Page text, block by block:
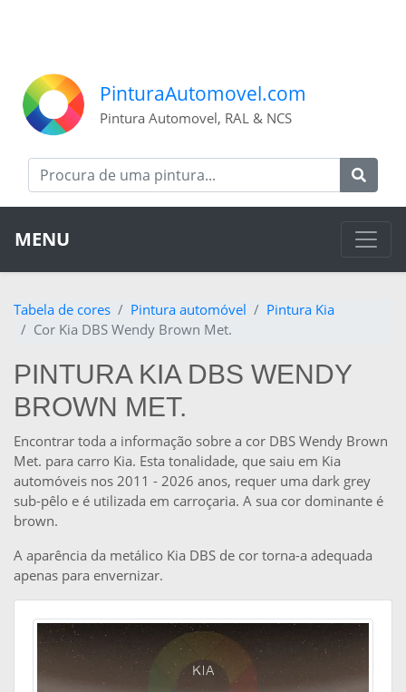
PinturaAutomovel.com
Pintura Automovel, RAL & NCS
MENU
Tabela de cores Pintura automóvel
Pintura Kia
Cor Kia DBS Wendy Brown Met.
PINTURA KIA DBS WENDY
BROWN MET.
Encontrar toda a informação sobre a cor DBS Wendy Brown
Met. para carro Kia. Esta tonalidade, que saiu em Kia
automóveis nos 2011 - 2026 anos, requer uma dark grey
sub-pêlo e é utilizada em carroçaria. A sua cor dominante é
brown.
A aparência da metálico Kia DBS de cor torna-a adequada
apenas para envernizar.